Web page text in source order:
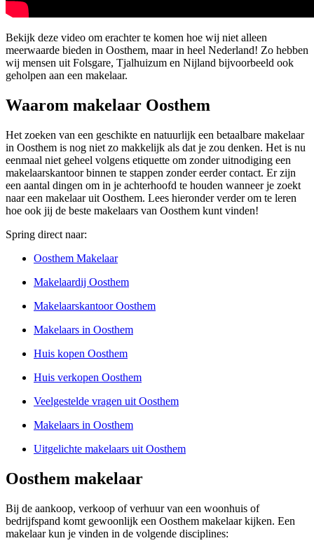
Bekijk deze video om erachter te komen hoe wij niet alleen
meerwaarde bieden in Oosthem, maar in heel Nederland! Zo hebben
wij mensen uit Folsgare, Tjalhuizum en Nijland bijvoorbeeld ook
geholpen aan een makelaar.
Waarom makelaar Oosthem
Het zoeken van een geschikte en natuurlijk een betaalbare makelaar
in Oosthem is nog niet zo makkelijk als dat je zou denken. Het is nu
eenmaal niet geheel volgens etiquette om zonder uitnodiging een
makelaarskantoor binnen te stappen zonder eerder contact. Er zijn
een aantal dingen om in je achterhoofd te houden wanneer je zoekt
naar een makelaar uit Oosthem. Lees hieronder verder om te leren
hoe ook jij de beste makelaars van Oosthem kunt vinden!
Spring direct naar:
Oosthem Makelaar
Makelaardij Oosthem
Makelaarskantoor Oosthem
Makelaars in Oosthem
Huis kopen Oosthem
Huis verkopen Oosthem
Veelgestelde vragen uit Oosthem
Makelaars in Oosthem
Uitgelichte makelaars uit Oosthem
Oosthem makelaar
Bij de aankoop, verkoop of verhuur van een woonhuis of
bedrijfspand komt gewoonlijk een Oosthem makelaar kijken. Een
makelaar kun je vinden in de volgende disciplines: